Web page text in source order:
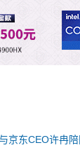
京东CEO许冉陪